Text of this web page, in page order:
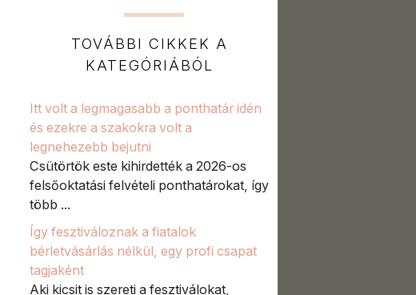
TOVÁBBI CIKKEK A
KATEGÓRIÁBÓL
Itt volt a legmagasabb a ponthatár idén
és ezekre a szakokra volt a
legnehezebb bejutni
Csütörtök este kihirdették a 2026-os
felsőoktatási felvételi ponthatárokat, így
több ...
Így fesztiváloznak a fiatalok
bérletvásárlás nélkül, egy profi csapat
tagjaként
Aki kicsit is szereti a fesztiválokat,